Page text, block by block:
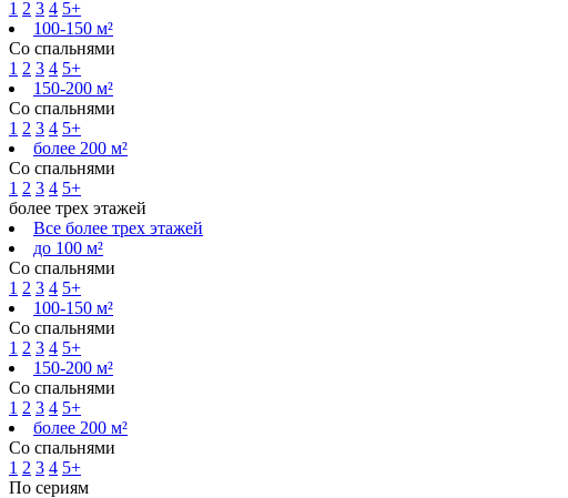
1 2 3 4 5+
100-150 м²
Со спальнями
1 2 3 4 5+
150-200 м²
Со спальнями
1 2 3 4 5+
более 200 м²
Со спальнями
1 2 3 4 5+
более трех этажей
Все более трех этажей
до 100 м²
Со спальнями
1 2 3 4 5+
100-150 м²
Со спальнями
1 2 3 4 5+
150-200 м²
Со спальнями
1 2 3 4 5+
более 200 м²
Со спальнями
1 2 3 4 5+
По сериям